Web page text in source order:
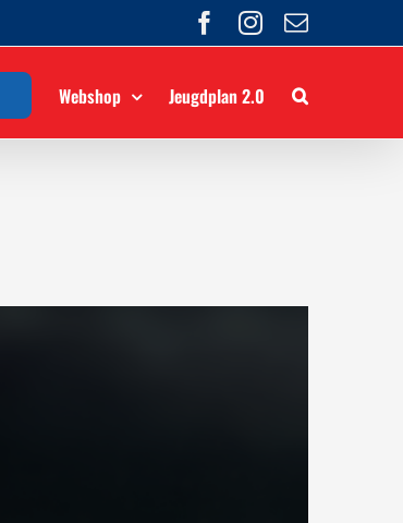
Facebook
Instagram
E-
mail
Webshop Jeugdplan 2.0